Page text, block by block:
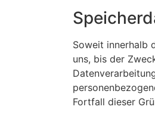
Soweit innerhalb
uns, bis der
Fortfall dieser